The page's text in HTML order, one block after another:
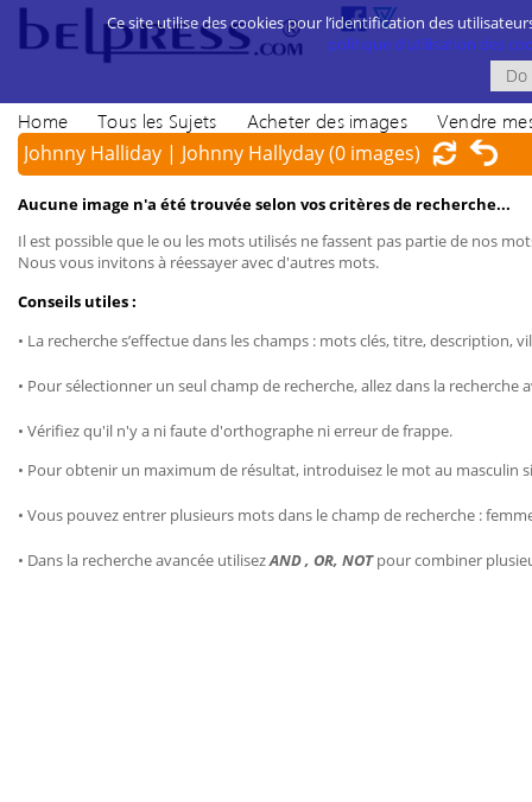
Home Tous les Sujets Acheter des images Vendre
Johnny Halliday | Johnny Hallyday(0 images)
Aucune image n'a été trouvée selon vos critères de recherche...
Il est possible que le ou les mots utilisés ne fassent pas partie de nos
Nous vous invitons à réessayer avec d'autres mots.
Conseils utiles :
• La recherche s’effectue dans les champs : mots clés, titre, description,
• Pour sélectionner un seul champ de recherche, allez dans la recherche
• Vérifiez qu'il n'y a ni faute d'orthographe ni erreur de frappe.
• Pour obtenir un maximum de résultat, introduisez le mot au masculin
• Vous pouvez entrer plusieurs mots dans le champ de recherche :
• Dans la recherche avancée utilisezAND , OR, NOTpour combiner
Ce site utilise des cookies pour l’identification des
politique d’utilisation des